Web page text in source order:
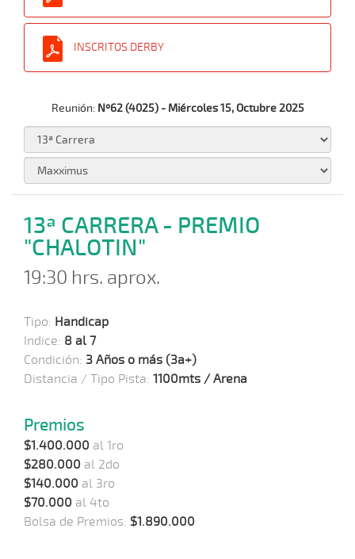
INSCRITOS DERBY
Reunión: Nº62 (4025) - Miércoles 15, Octubre 2025
13ª CARRERA - PREMIO
"CHALOTIN"
19:30 hrs. aprox.
Tipo: Handicap
Indice: 8 al 7
Condición: 3 Años o más (3a+)
Distancia / Tipo Pista: 1100mts / Arena
Premios
$1.400.000 al 1ro
$280.000 al 2do
$140.000 al 3ro
$70.000 al 4to
Bolsa de Premios: $1.890.000